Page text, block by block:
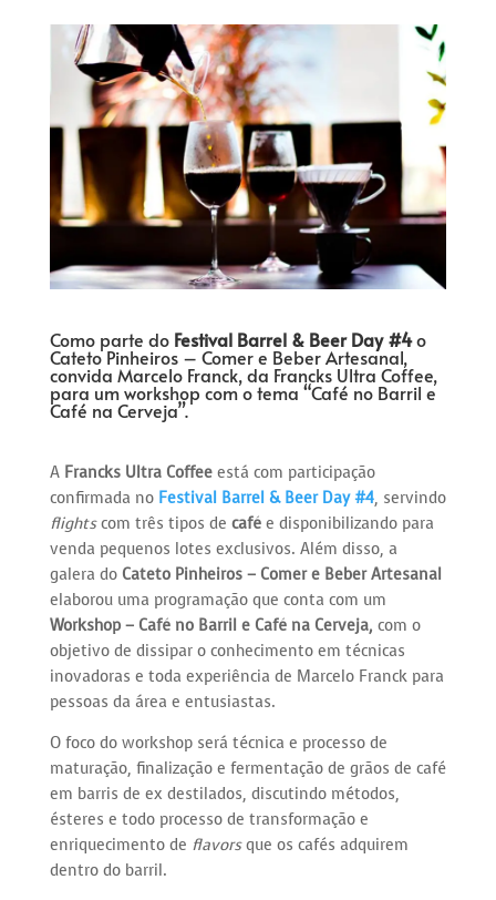
Como parte do Festival Barrel & Beer Day #4o
Cateto Pinheiros – Comer e Beber Artesanal,
convida Marcelo Franck, da Francks Ultra Coffee,
para um workshop com o tema “Café no Barril e
Café na Cerveja”.
A Francks Ultra Coffeeestá com participação
confirmada no Festival Barrel & Beer Day #4, servindo
flightscom três tipos de cafée disponibilizando para
venda pequenos lotes exclusivos. Além disso, a
galera do Cateto Pinheiros – Comer e Beber Artesanal
elaborou uma programação que conta com um
Workshop – Café no Barril e Café na Cerveja, com o
objetivo de dissipar o conhecimento em técnicas
inovadoras e toda experiência de Marcelo Franck para
pessoas da área e entusiastas.
O foco do workshop será técnica e processo de
maturação, finalização e fermentação de grãos de café
em barris de ex destilados, discutindo métodos,
ésteres e todo processo de transformação e
enriquecimento de flavorsque os cafés adquirem
dentro do barril.